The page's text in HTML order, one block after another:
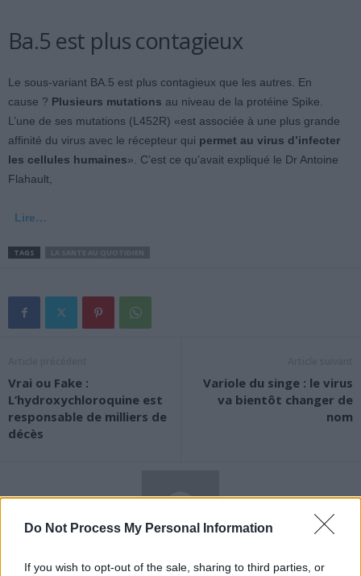
Do Not Process My Personal Information
If you wish to opt-out of the sale, sharing to third parties, or
Ba.5 est plus contagieux
Le sous-variant BA.5 est plus contagieux que les autres. En
cause ? Plusieurs mutations au niveau de la protéine Spike.
L’une de ses mutations (L452R) «est associée à une plus grande
affinité du virus avec le récepteur qui permet au virus d’infecter
les cellules humaines». C’est ce qu’avait expliqué le Dr Antoine
Flahault,
Lire…
TAGS
Vrai ou Fake :
L’hydroxychloroquine est
responsable de milliers de
décès
Variole du singe : le virus
va bientôt changer de
nom
News Santé